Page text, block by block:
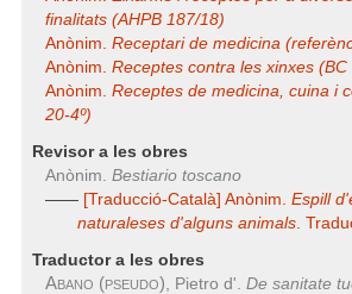
finalitats (AHPB 187/18)
Anònim. Receptari de medicina
Anònim. Receptes contra les xinxes (BC
Anònim. Receptes de medicina, cuina i
20-4º)
Revisor a les obres
Anònim. Bestiario toscano
—— [Traducció-Català] Anònim. Espill
naturaleses d'alguns animals.
Traductor a les obres
Abano (pseudo), Pietro d'. De sanitate